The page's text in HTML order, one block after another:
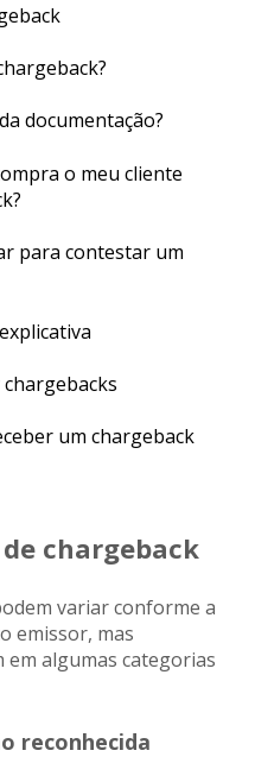
documentação?
o meu cliente
para contestar um
um chargeback
chargeback
variar conforme a
emissor, mas
algumas categorias
reconhecida